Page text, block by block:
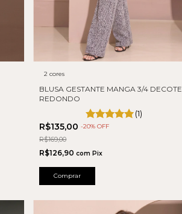
2 cores
BLUSA GESTANTE MANGA 3/4 DECOTE
REDONDO
(1)
R$135,00-20% OFF
R$169,00
R$126,90com Pix
Comprar